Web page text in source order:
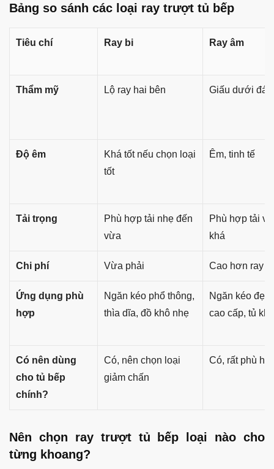
Bảng so sánh các loại ray trượt tủ bếp
Tiêu chí Ray bi Ray âm
Thẩm mỹ Lộ ray hai bên Giấu dưới
Độ êm
Khá tốt nếu chọn loại
tốt
Êm, tinh tế
Tải trọng
Phù hợp tải nhẹ đến
vừa
Phù hợp tải
khá
Chi phí Vừa phải Cao hơn ray bi
Ứng dụng phù
hợp
Ngăn kéo phổ thông,
thìa dĩa, đồ khô nhẹ
Ngăn kéo
cao cấp, tủ
Có nên dùng
cho tủ bếp
chính?
Có, nên chọn loại
giảm chấn
Có, rất phù
Nên chọn ray trượt tủ bếp loại nào cho
từng khoang?